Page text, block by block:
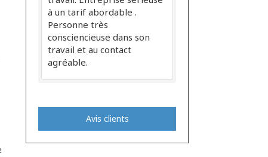
à un tarif abordable .
Personne très
consciencieuse dans son
travail et au contact
agréable.
Avis clients